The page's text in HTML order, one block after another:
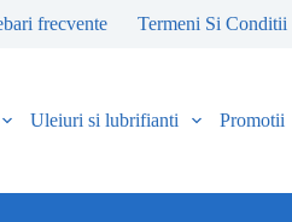
frecvente Termeni Si Conditii
Uleiuri si lubrifianti Promotii